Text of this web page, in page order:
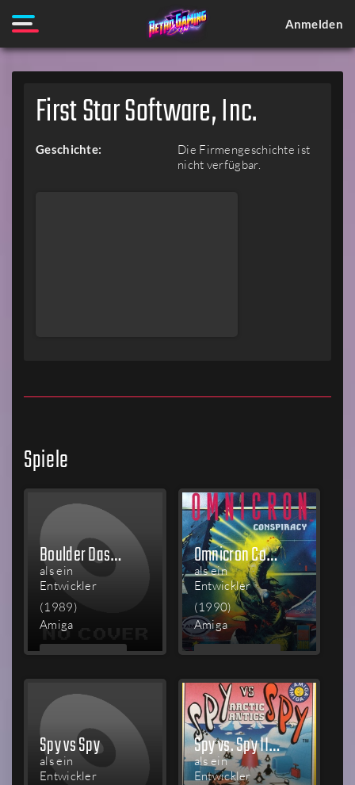
Anmelden
First Star Software, Inc.
Geschichte:
Die Firmengeschichte ist
nicht verfügbar.
Spiele
Boulder Dash: Construction Kit
als ein
Entwickler
(1989)
Amiga
MEHR
Omnicron Conspiracy
als ein
Entwickler
(1990)
Amiga
MEHR
Spy vs Spy
als ein
Entwickler
Spy vs. Spy III: Arctic Antics
als ein
Entwickler